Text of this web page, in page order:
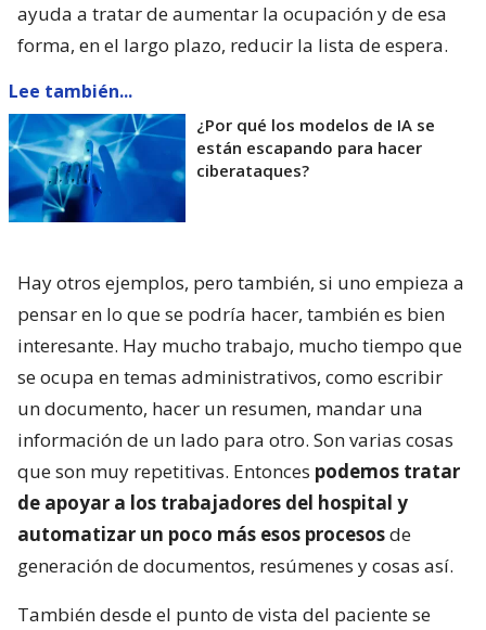
ayuda a tratar de aumentar la ocupación y de esa
forma, en el largo plazo, reducir la lista de espera.
Lee también...
¿Por qué los modelos de IA se
están escapando para hacer
ciberataques?
Hay otros ejemplos, pero también, si uno empieza a
pensar en lo que se podría hacer, también es bien
interesante. Hay mucho trabajo, mucho tiempo que
se ocupa en temas administrativos, como escribir
un documento, hacer un resumen, mandar una
información de un lado para otro. Son varias cosas
que son muy repetitivas. Entonces podemos tratar
de apoyar a los trabajadores del hospital y
automatizar un poco más esos procesosde
generación de documentos, resúmenes y cosas así.
También desde el punto de vista del paciente se